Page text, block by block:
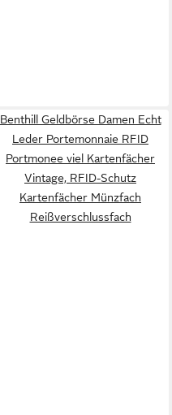
Benthill Geldbörse Damen Echt
Leder Portemonnaie RFID
Portmonee viel Kartenfächer
Vintage, RFID-Schutz
Kartenfächer Münzfach
Reißverschlussfach